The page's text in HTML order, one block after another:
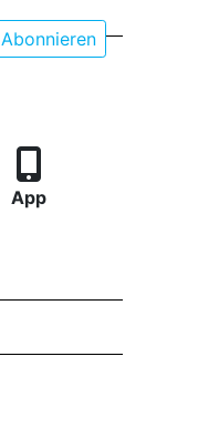
Abonnieren
App